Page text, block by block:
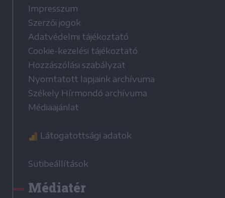
Impresszum
Szerzői jogok
Adatvédelmi tájékoztató
Cookie-kezelési tájékoztató
Hozzászólási szabályzat
Nyomtatott lapjaink archívuma
Székely Hírmondó archívuma
Médiaajánlat
Látogatottsági adatok
Sütibeállítások
Médiatér